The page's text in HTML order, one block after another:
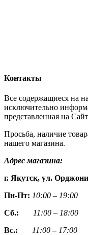
Контакты
Все содержащиеся на
исключительно
представленная на
Просьба, наличие
нашего магазина.
Адрес магазина:
г. Якутск, ул.
Пн-Пт: 10:00 – 19:00
Сб.:
11:00 – 18:00
Вс.:
11:00 – 17:00